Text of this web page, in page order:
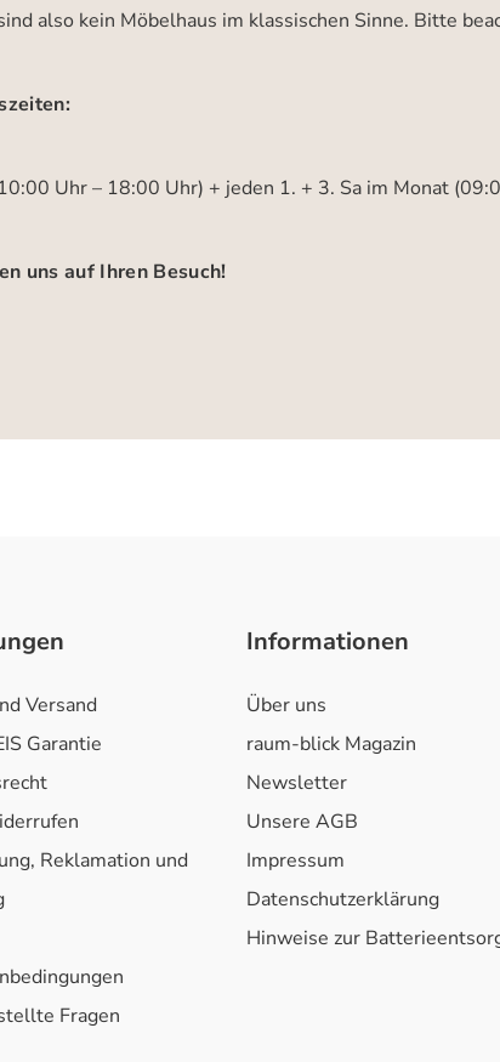
also kein Möbelhaus im klassischen Sinne. Bitte
Uhr – 18:00 Uhr) + jeden 1. + 3. Sa im Monat
uns auf Ihren Besuch!
Versand
Garantie
Reklamation und
Fragen
Informationen
Über uns
raum-blick Magazin
Newsletter
Unsere AGB
Impressum
Datenschutzerklärung
Hinweise zur